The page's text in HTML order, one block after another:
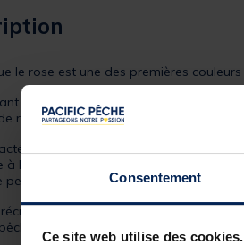
Consentement
Ce site web utilise des cookies.
le rose est une des premières
cette couleur avec du fluorocarbone
résistance à l’abrasion, ce
sera aussi un atout face à
à l’abrasion, ce fluorocarbone est
permet de couvrir un maximum de
spécialement l’intelligent
des daurades, broumé, etc.)